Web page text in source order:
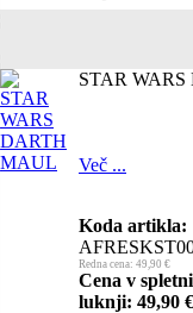
STAR
Več ...
Koda artikla:
Redna cena: 49,90 €
Cena v
luknji: 49,90 €